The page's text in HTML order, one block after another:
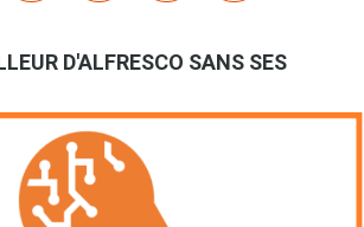
D'ALFRESCO SANS SES